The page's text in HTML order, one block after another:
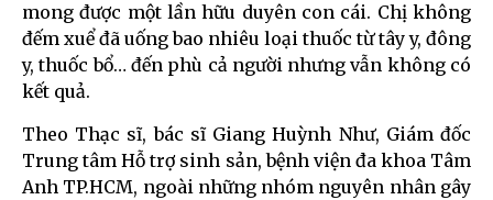
mong được một lần hữu duyên con cái. Chị không
đếm xuể đã uống bao nhiêu loại thuốc từ tây y, đông
y, thuốc bổ… đến phù cả người nhưng vẫn không có
kết quả.
Theo Thạc sĩ, bác sĩ Giang Huỳnh Như, Giám đốc
Trung tâm Hỗ trợ sinh sản, bệnh viện đa khoa Tâm
Anh TP.HCM, ngoài những nhóm nguyên nhân gây